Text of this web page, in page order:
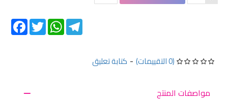
(0 التقييمات) - كتابة تعليق
Twitter
WhatsAppTelegram
مواصفات المنتج